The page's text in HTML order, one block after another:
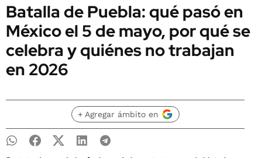
Batalla de Puebla: qué pasó en
México el 5 de mayo, por qué se
celebra y quiénes no trabajan
en 2026
+ Agregar ámbito en